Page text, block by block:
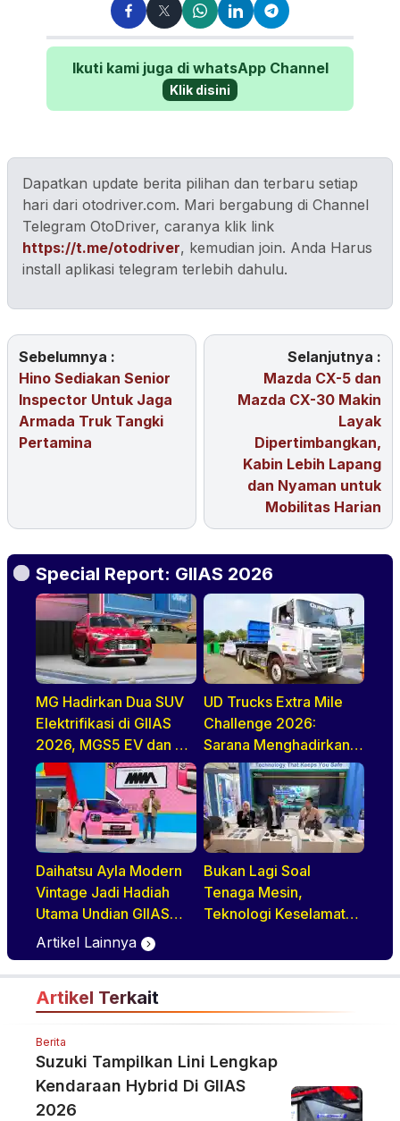
Ikuti kami juga di whatsApp Channel
Klik disini
Dapatkan update berita pilihan dan terbaru setiap
hari dari otodriver.com. Mari bergabung di Channel
Telegram OtoDriver, caranya klik link
https://t.me/otodriver, kemudian join. Anda Harus
install aplikasi telegram terlebih dahulu.
Sebelumnya :
Hino Sediakan Senior
Inspector Untuk Jaga
Armada Truk Tangki
Pertamina
Selanjutnya :
Mazda CX-5 dan
Mazda CX-30 Makin
Layak
Dipertimbangkan,
Kabin Lebih Lapang
dan Nyaman untuk
Mobilitas Harian
Special Report: GIIAS 2026
MG Hadirkan Dua SUV
Elektrifikasi di GIIAS
2026, MGS5 EV dan ZS
Hybrid+
UD Trucks Extra Mile
Challenge 2026:
Sarana Menghadirkan
Pengemudi Truk Yang
Profesional
Daihatsu Ayla Modern
Vintage Jadi Hadiah
Utama Undian GIIAS
2026, Basisnya Varian
Terlaris
Bukan Lagi Soal
Tenaga Mesin,
Teknologi Keselamatan
2026
Artikel Lainnya
Artikel Terkait
Berita
Suzuki Tampilkan Lini Lengkap
Kendaraan Hybrid Di GIIAS
2026